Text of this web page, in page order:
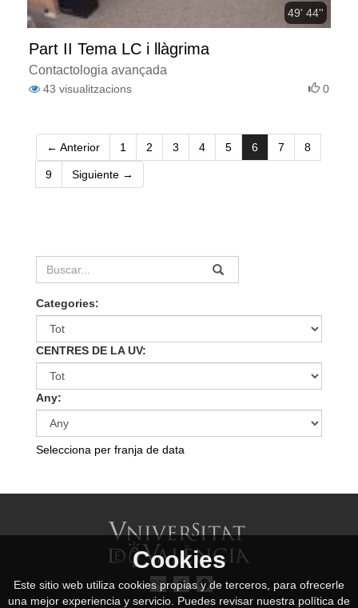
49' 44''
Part II Tema LC i llàgrima
Contactologia avançada
43 visualitzacions 0
← Anterior 1 2 3 4 5 6 (current)
7 8
9 Siguiente →
Categories:
CENTRES DE LA UV:
Any:
Selecciona per franja de data
Cookies
Este sitio web utiliza cookies propias y de terceros, para ofrecerle
una mejor experiencia y servicio. Puedes revisar nuestra política de